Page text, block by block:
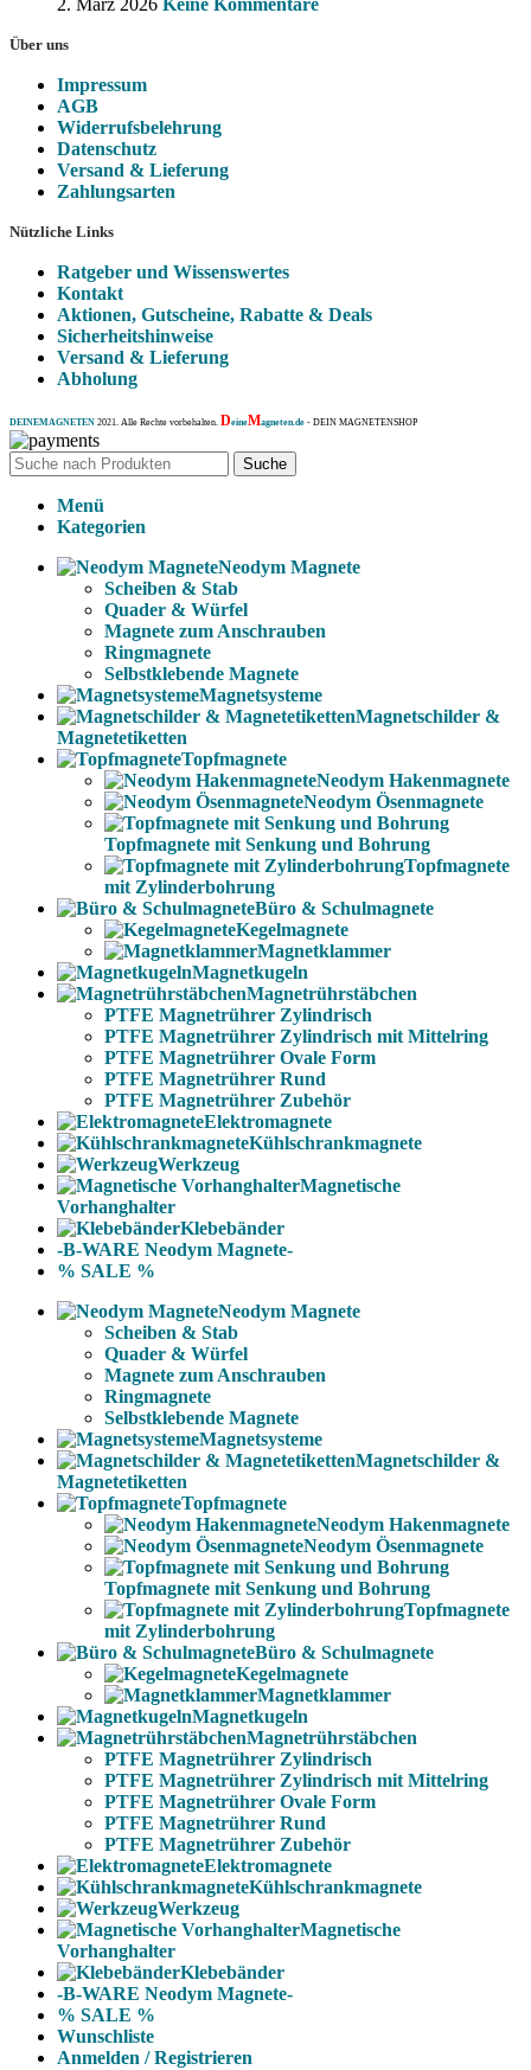
2. März 2026 Keine Kommentare
Über uns
Impressum
AGB
Widerrufsbelehrung
Datenschutz
Versand & Lieferung
Zahlungsarten
Nützliche Links
Ratgeber und Wissenswertes
Kontakt
Aktionen, Gutscheine, Rabatte & Deals
Sicherheitshinweise
Versand & Lieferung
Abholung
DEINEMAGNETEN 2021. Alle Rechte vorbehalten. DeineMagneten.de - DEIN MAGNETENSHOP
Suche
Menü
Kategorien
Neodym Magnete
Scheiben & Stab
Quader & Würfel
Magnete zum Anschrauben
Ringmagnete
Selbstklebende Magnete
Magnetsysteme
Magnetschilder &
Magnetetiketten
Topfmagnete
Neodym Hakenmagnete
Neodym Ösenmagnete
Topfmagnete mit Senkung und Bohrung
Topfmagnete
mit Zylinderbohrung
Büro & Schulmagnete
Kegelmagnete
Magnetklammer
Magnetkugeln
Magnetrührstäbchen
PTFE Magnetrührer Zylindrisch
PTFE Magnetrührer Zylindrisch mit Mittelring
PTFE Magnetrührer Ovale Form
PTFE Magnetrührer Rund
PTFE Magnetrührer Zubehör
Elektromagnete
Kühlschrankmagnete
Werkzeug
Magnetische
Vorhanghalter
Klebebänder
-B-WARE Neodym Magnete-
% SALE %
Neodym Magnete
Scheiben & Stab
Quader & Würfel
Magnete zum Anschrauben
Ringmagnete
Selbstklebende Magnete
Magnetsysteme
Magnetschilder &
Magnetetiketten
Topfmagnete
Neodym Hakenmagnete
Neodym Ösenmagnete
Topfmagnete mit Senkung und Bohrung
Topfmagnete
mit Zylinderbohrung
Büro & Schulmagnete
Kegelmagnete
Magnetklammer
Magnetkugeln
Magnetrührstäbchen
PTFE Magnetrührer Zylindrisch
PTFE Magnetrührer Zylindrisch mit Mittelring
PTFE Magnetrührer Ovale Form
PTFE Magnetrührer Rund
PTFE Magnetrührer Zubehör
Elektromagnete
Kühlschrankmagnete
Werkzeug
Magnetische
Vorhanghalter
Klebebänder
-B-WARE Neodym Magnete-
% SALE %
Wunschliste
Anmelden / Registrieren